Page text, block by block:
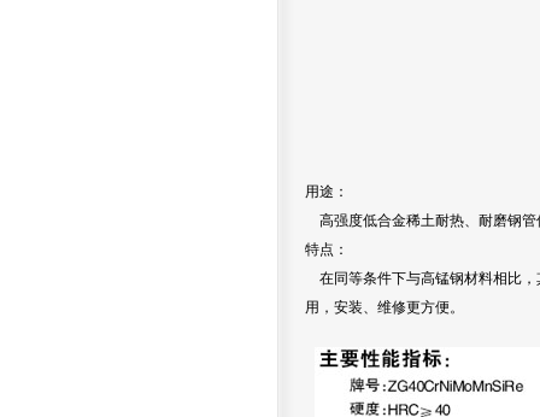
用途：
高强度低合金稀土耐热、耐磨钢
特点：
在同等条件下与高锰钢材料相比，
用，安装、维修更方便。